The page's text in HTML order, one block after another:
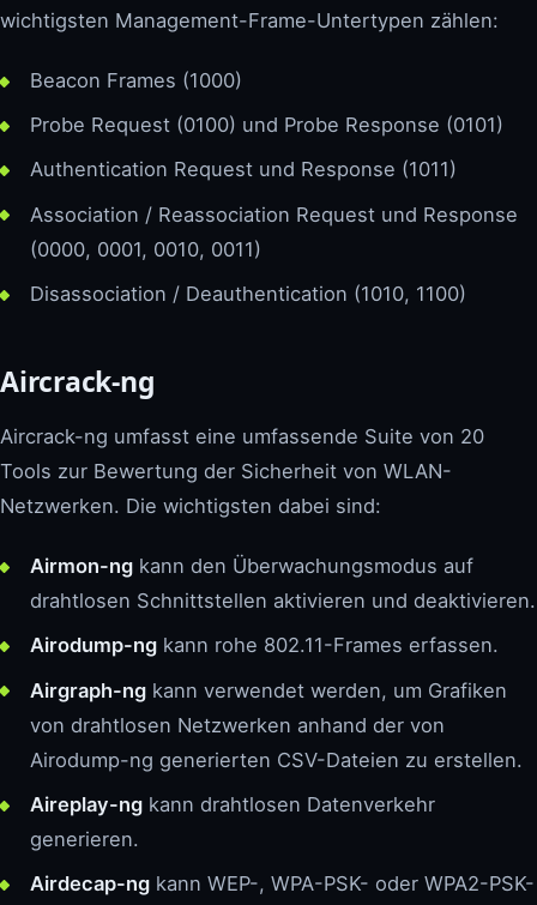
wichtigsten Management-Frame-Untertypen zählen:
Beacon Frames (1000)
Probe Request (0100) und Probe Response (0101)
Authentication Request und Response (1011)
Association / Reassociation Request und Response
(0000, 0001, 0010, 0011)
Disassociation / Deauthentication (1010, 1100)
Aircrack-ng
Aircrack-ng umfasst eine umfassende Suite von 20
Tools zur Bewertung der Sicherheit von WLAN-
Netzwerken. Die wichtigsten dabei sind:
Airmon-ngkann den Überwachungsmodus auf
drahtlosen Schnittstellen aktivieren und deaktivieren.
Airodump-ngkann rohe 802.11-Frames erfassen.
Airgraph-ngkann verwendet werden, um Grafiken
von drahtlosen Netzwerken anhand der von
Airodump-ng generierten CSV-Dateien zu erstellen.
Aireplay-ngkann drahtlosen Datenverkehr
generieren.
Airdecap-ngkann WEP-, WPA-PSK- oder WPA2-PSK-